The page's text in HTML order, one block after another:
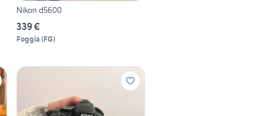
Nikon d5600
339 €
Foggia (FG)